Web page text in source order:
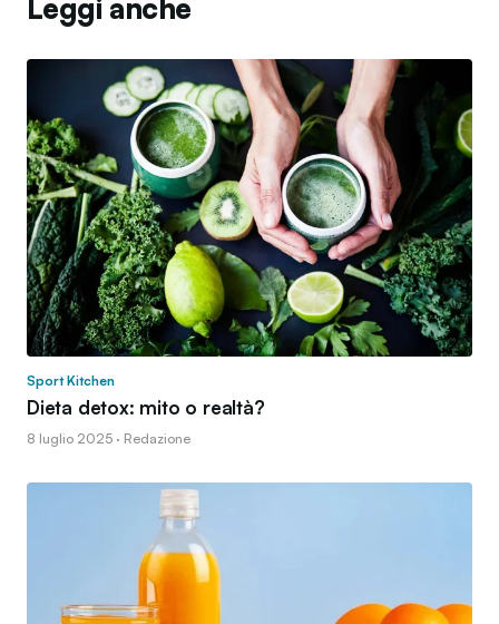
Leggi anche
Sport Kitchen
Dieta detox: mito o realtà?
8 luglio 2025 · Redazione